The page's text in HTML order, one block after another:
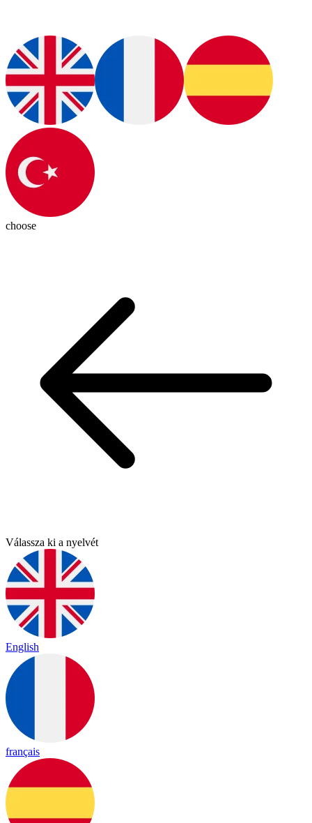
choose
Válassza ki a nyelvét
English
français